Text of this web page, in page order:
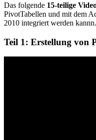
Das folgende 15-teilige
PivotTabellen und mit dem
2010 integriert werden kannn.
Teil 1: Erstellung von